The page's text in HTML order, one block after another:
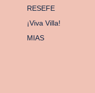
RESEFE
¡Viva Villa!
MIAS